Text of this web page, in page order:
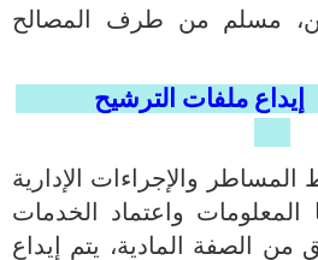
مسلم من طرف المصالح
ملفات الترشيح
والإجراءات الإدارية
المعلومات واعتماد الخدمات
من الصفة المادية، يتم إيداع